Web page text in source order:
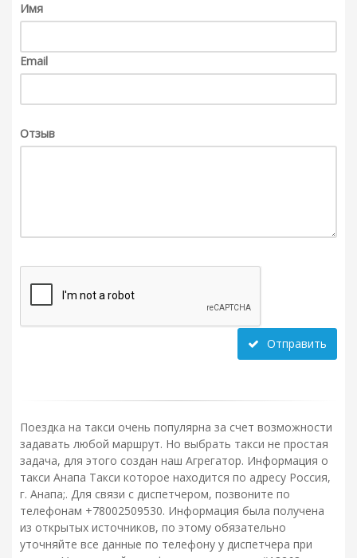
Имя
Email
Отзыв
Отправить
Поездка на такси очень популярна за счет возможности
задавать любой маршрут. Но выбрать такси не простая
задача, для этого создан наш Агрегатор. Информация о
такси Анапа Такси которое находится по адресу Россия,
г. Анапа;. Для связи с диспетчером, позвоните по
телефонам +78002509530. Информация была получена
из открытых источников, по этому обязательно
уточняйте все данные по телефону у диспетчера при